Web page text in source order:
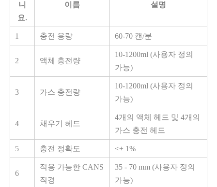
니
요.
이름 설명
1 충전 용량 60-70 캔/분
2 액체 충전량
10-1200ml (사용자 정의
가능)
3 가스 충전량
10-1200ml (사용자 정의
가능)
4 채우기 헤드
4개의 액체 헤드 및 4개의
가스 충전 헤드
5 충전 정확도 ≤± 1%
6
적용 가능한 CANS
직경
35 - 70 mm (사용자 정의
가능)